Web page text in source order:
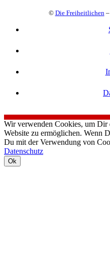
© Die Freiheitlichen
Wir verwenden Cookies, um Dir
Website zu ermöglichen. Wenn
Du mit der Verwendung von
Datenschutz
Ok